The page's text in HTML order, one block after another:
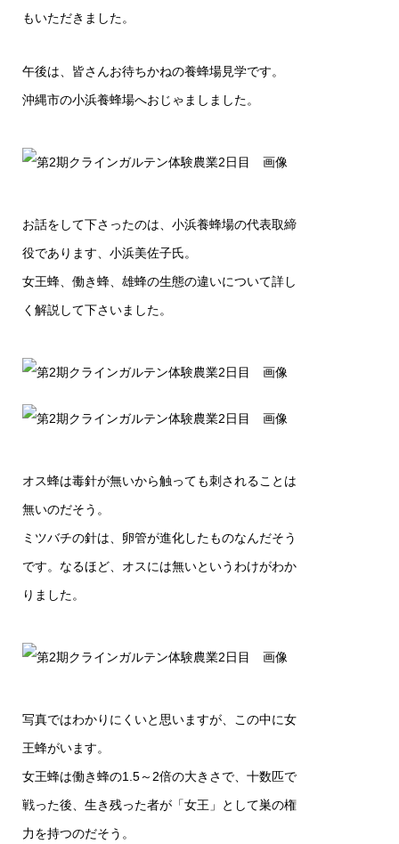
もいただきました。
午後は、皆さんお待ちかねの養蜂場見学です。
沖縄市の小浜養蜂場へおじゃましました。
お話をして下さったのは、小浜養蜂場の代表取締
役であります、小浜美佐子氏。
女王蜂、働き蜂、雄蜂の生態の違いについて詳し
く解説して下さいました。
オス蜂は毒針が無いから触っても刺されることは
無いのだそう。
ミツバチの針は、卵管が進化したものなんだそう
です。なるほど、オスには無いというわけがわか
りました。
写真ではわかりにくいと思いますが、この中に女
王蜂がいます。
女王蜂は働き蜂の1.5～2倍の大きさで、十数匹で
戦った後、生き残った者が「女王」として巣の権
力を持つのだそう。